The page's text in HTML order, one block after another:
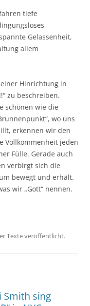
tiefe
Gelassenheit,
allem
Hinrichtung in
zu beschreiben.
schönen wie die
wo uns
erkennen wir den
Vollkommenheit jeden
Fülle. Gerade auch
verbirgt sich die
bewegt und erhält.
wir „Gott“ nennen.
Texteveröffentlicht.
Smith sing